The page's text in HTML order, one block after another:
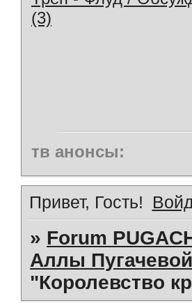
(3)
тв анонсы:
Привет, Гость!
» Forum
Аллы Пугачевой
"Королевство